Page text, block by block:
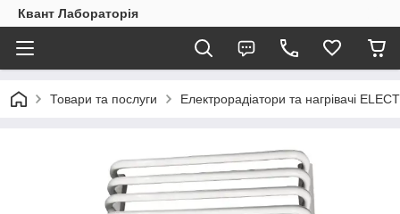
Квант Лабораторія
Товари та послуги Електрорадіатори та нагрівачі